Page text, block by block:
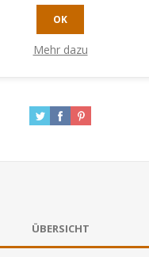
KAUFEN
ÜBERSICHT
OK
Mehr dazu